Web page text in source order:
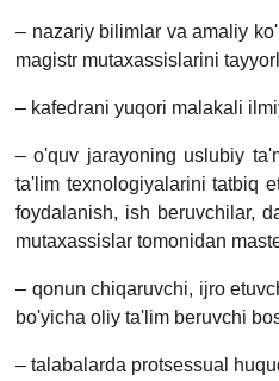
– nazariy bilimlar va amaliy
magistr mutaxassislarini
– kafedrani yuqori malakali
– o'quv jarayoning uslubiy
ta'lim texnologiyalarini tatbiq
foydalanish, ish beruvchilar,
mutaxassislar tomonidan
– qonun chiqaruvchi, ijro
bo'yicha oliy ta'lim beruvchi
– talabalarda protsessual